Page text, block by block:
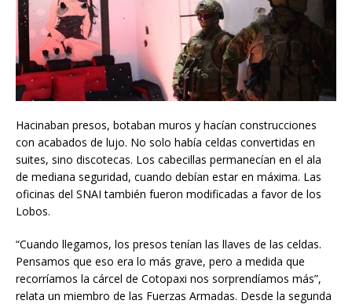
Hacinaban presos, botaban muros y hacían construcciones
con acabados de lujo. No solo había celdas convertidas en
suites, sino discotecas. Los cabecillas permanecían en el ala
de mediana seguridad, cuando debían estar en máxima. Las
oficinas del SNAI también fueron modificadas a favor de los
Lobos.
“Cuando llegamos, los presos tenían las llaves de las celdas.
Pensamos que eso era lo más grave, pero a medida que
recorríamos la cárcel de Cotopaxi nos sorprendíamos más”,
relata un miembro de las Fuerzas Armadas. Desde la segunda